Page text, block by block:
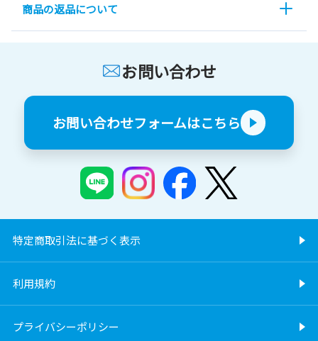
商品の返品について
お問い合わせ
お問い合わせフォームはこちら
特定商取引法に基づく表示
利用規約
プライバシーポリシー